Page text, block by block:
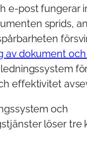
e-post fungerar
sprids,
av dokument
effektivitet
och
löser tre